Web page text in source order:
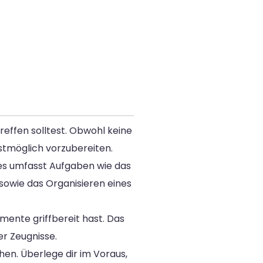
solltest. Obwohl keine
vorzubereiten.
umfasst Aufgaben wie das
das Organisieren eines
griffbereit hast. Das
Zeugnisse.
Überlege dir im Voraus,